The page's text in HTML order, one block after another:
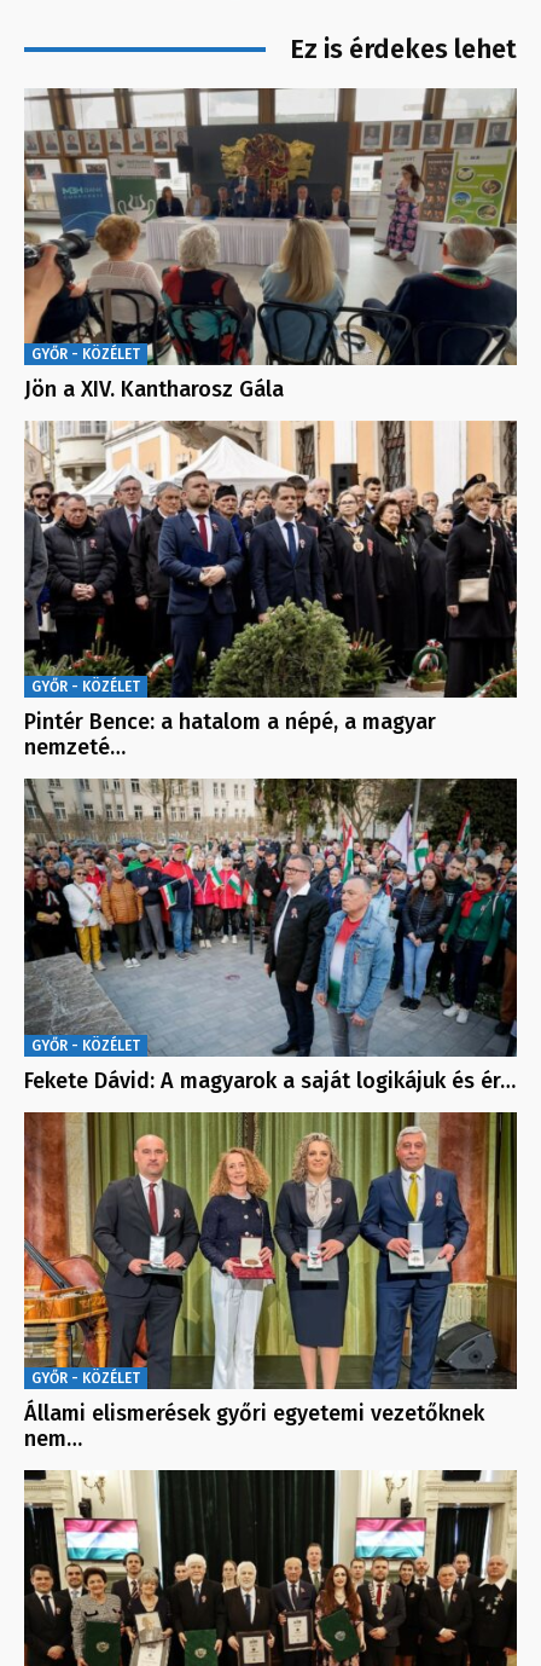
Ez is érdekes lehet
GYŐR - KÖZÉLET
Jön a XIV. Kantharosz Gála
GYŐR - KÖZÉLET
Pintér Bence: a hatalom a népé, a magyar
nemzeté…
GYŐR - KÖZÉLET
Fekete Dávid: A magyarok a saját logikájuk és ér…
GYŐR - KÖZÉLET
Állami elismerések győri egyetemi vezetőknek
nem…